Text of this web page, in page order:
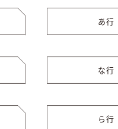
あ行
な行
ら行